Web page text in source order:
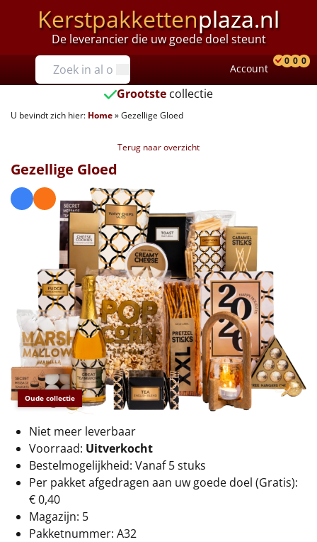
Kerstpakkettenplaza.nl
De leverancier die uw goede doel steunt
Prijzen
Tot €25
€25 tot €35
€40 tot €45
€45 tot €50
€50 tot €55
€55 tot €75
€75 tot €100
€100 en hoger
Alle kerstpakketten 2026
Thema
Origineel
Rituals
Luxe
Account
0 0 0
Grootste collectie
U bevindt zich hier: Home»Gezellige Gloed
Terug naar overzicht
Oude collectie
Gezellige Gloed
Niet meer leverbaar
Voorraad: Uitverkocht
Bestelmogelijkheid: Vanaf 5 stuks
Per pakket afgedragen aan uw goede doel (Gratis):
€ 0,40
Magazijn: 5
Pakketnummer: A32